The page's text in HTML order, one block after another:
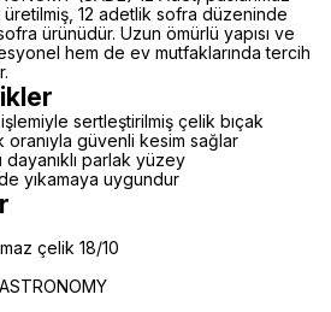
12 adetlik sofra düzeninde
ürünüdür. Uzun ömürlü yapısı ve
hem de ev mutfaklarında tercih
sertleştirilmiş çelik bıçak
oranıyla güvenli kesim sağlar
dayanıklı parlak yüzey
yıkamaya uygundur
çelik 18/10